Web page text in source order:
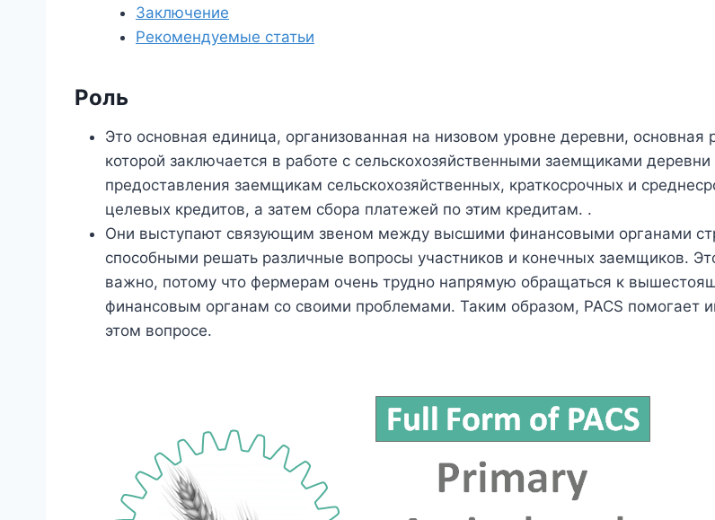
Заключение
Рекомендуемые статьи
Роль
Это основная единица, организованная на низовом уровне деревни, основная
которой заключается в работе с сельскохозяйственными заемщиками деревни
предоставления заемщикам сельскохозяйственных, краткосрочных и
целевых кредитов, а затем сбора платежей по этим кредитам. .
Они выступают связующим звеном между высшими финансовыми органами
способными решать различные вопросы участников и конечных заемщиков.
важно, потому что фермерам очень трудно напрямую обращаться к
финансовым органам со своими проблемами. Таким образом, PACS помогает
этом вопросе.